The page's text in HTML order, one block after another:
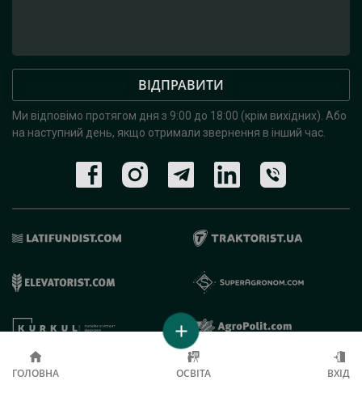
ВІДПРАВИТИ
Ми відповімо протягом дня з 9:00 до 18:00 (крім вихідних). Або
на наступний день, якщо отримали звернення в інший час.
© 2019 - 2026 AgroRobota. Всі права захищені.
ГОЛОВНА ОСВІТА ВХІД